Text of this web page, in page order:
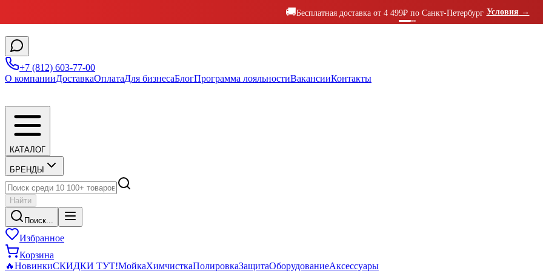
🚚Бесплатная доставка от 4 499₽ по Санкт-Петербург Условия →
+7 (812) 603-77-00
О компанииДоставкаОплатаДля бизнесаБлогПрограмма лояльностиВакансииКонтакты
КАТАЛОГ
БРЕНДЫ
Найти
Поиск...
Избранное
Корзина
🔥НовинкиСКИДКИ ТУТ!МойкаХимчисткаПолировкаЗащитаОборудованиеАксессуары